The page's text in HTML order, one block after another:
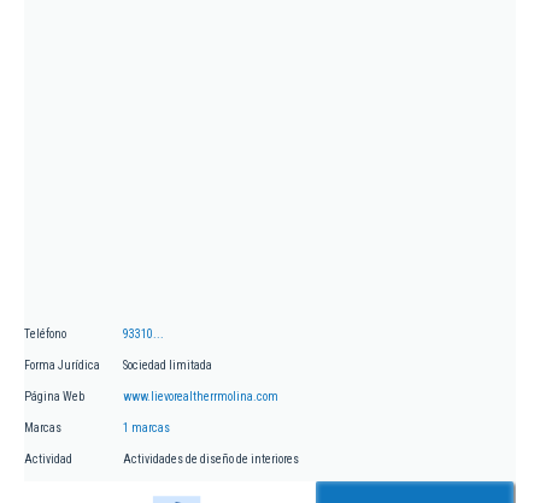
Teléfono 93310...
Forma Jurídica Sociedad limitada
Página Web www.lievorealtherrmolina.com
Marcas 1 marcas
Actividad Actividades de diseño de interiores